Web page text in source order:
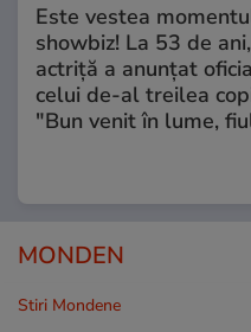
Este vestea
showbiz! La 53 de
actriță a anunțat
celui de-al treilea
"Bun venit în lume,
MONDEN
Stiri Mondene